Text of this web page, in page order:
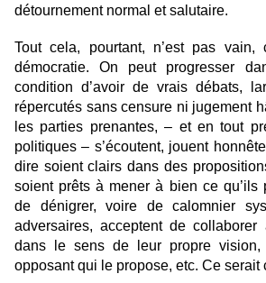
détournement normal et salutaire.
Tout cela, pourtant, n’est pas
démocratie. On peut progresser
condition d’avoir de vrais débats,
répercutés sans censure ni jugement
les parties prenantes, – et en tout
politiques – s’écoutent, jouent
dire soient clairs dans des
soient prêts à mener à bien ce qu’ils
de dénigrer, voire de calomnier
adversaires, acceptent de
dans le sens de leur propre vision,
opposant qui le propose, etc. Ce serait